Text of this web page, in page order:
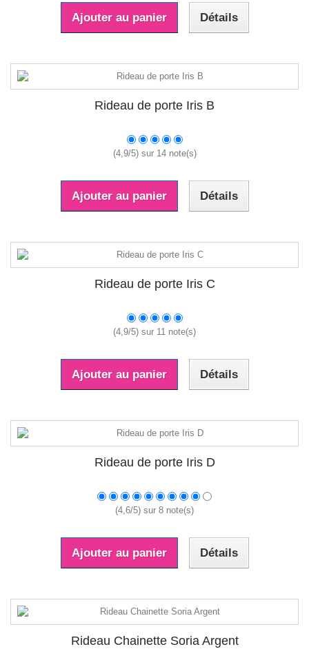
Ajouter au panier Détails
Rideau de porte Iris B
(4,9/5) sur 14note(s)
Ajouter au panier Détails
Rideau de porte Iris C
(4,9/5) sur 11 note(s)
Ajouter au panier Détails
Rideau de porte Iris D
(4,6/5) sur 8 note(s)
Ajouter au panier Détails
Rideau Chainette Soria Argent